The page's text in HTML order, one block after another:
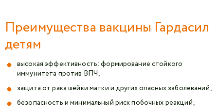
Преимущества вакцины Гардасил
детям
высокая эффективность: формирование стойкого
иммунитета против ВПЧ;
защита от рака шейки матки и других опасных заболеваний;
безопасность и минимальный риск побочных реакций;